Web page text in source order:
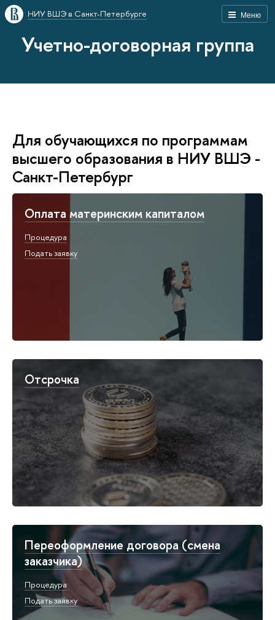
Меню
НИУ ВШЭ в Санкт-Петербурге
Учетно-договорная группа
Для обучающихся по программам
высшего образования в НИУ ВШЭ -
Санкт-Петербург
Оплата материнским капиталом
Процедура
Подать заявку
Отсрочка
Переоформление договора (смена
заказчика)
Процедура
Подать заявку